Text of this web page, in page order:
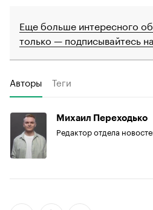
Еще больше интересного
только — подписывайтесь
Авторы Теги
Михаил Переходько
Редактор отдела